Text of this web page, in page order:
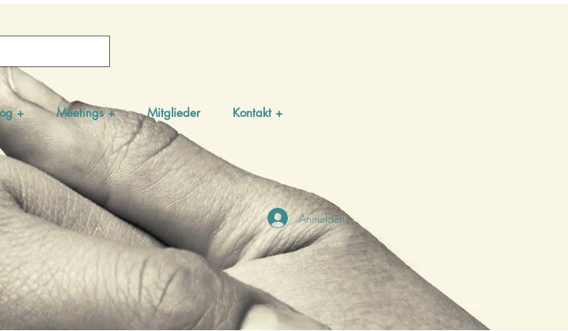
+ Meetings + Mitglieder Kontakt +
Anmelden